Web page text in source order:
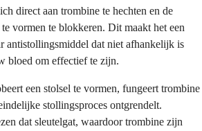
direct aan trombine te hechten en de
vormen te blokkeren. Dit maakt het een
antistollingsmiddel dat niet afhankelijk is
bloed om effectief te zijn.
een stolsel te vormen, fungeert trombine
stollingsproces ontgrendelt.
dat sleutelgat, waardoor trombine zijn